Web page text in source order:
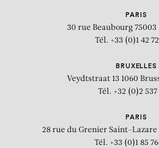
PARIS
30 rue Beaubourg 75003
Tél. +33 (0)1 42 72
BRUXELLES
Veydtstraat 13 1060
Tél. +32 (0)2 537
PARIS
28 rue du Grenier Saint-Lazare
Tél. +33 (0)1 85